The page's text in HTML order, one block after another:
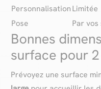
PersonnalisationLimitée
Pose
Par vos
Bonnes
surface pour
Prévoyez une surface